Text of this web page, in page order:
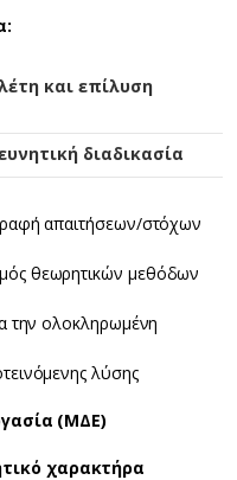
και επίλυση
διαδικασία
απαιτήσεων/στόχων
θεωρητικών μεθόδων
ολοκληρωμένη
λύσης
(ΜΔΕ)
χαρακτήρα